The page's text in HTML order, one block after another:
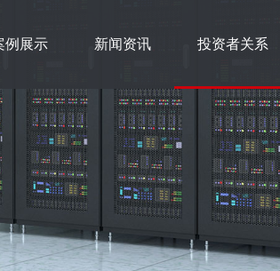
例展示 新闻资讯 投资者关系